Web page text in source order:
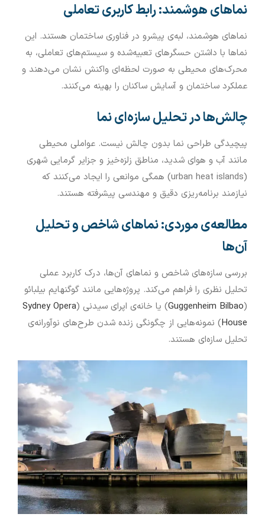
نماهای هوشمند: رابط کاربری تعاملی
نماهای هوشمند، لبه‌ی پیشرو در فناوری ساختمان هستند. این
نماها با داشتن حسگرهای تعبیه‌شده و سیستم‌های تعاملی، به
محرک‌های محیطی به صورت لحظه‌ای واکنش نشان می‌دهند و
عملکرد ساختمان و آسایش ساکنان را بهینه می‌کنند.
چالش‌ها در تحلیل سازه‌ای نما
پیچیدگی طراحی نما بدون چالش نیست. عواملی محیطی
مانند آب و هوای شدید، مناطق زلزه‌خیز و جزایر گرمایی شهری
(urban heat islands) همگی موانعی را ایجاد می‌کنند که
نیازمند برنامه‌ریزی دقیق و مهندسی پیشرفته هستند.
مطالعه‌ی موردی: نماهای شاخص و تحلیل
آن‌ها
بررسی سازه‌های شاخص و نماهای آن‌ها، درک کاربرد عملی
تحلیل نظری را فراهم می‌کند. پروژه‌هایی مانند گوگنهایم بیلبائو
(
Guggenheim Bilbao) یا خانه‌ی اپرای سیدنی (Sydney Opera
House) نمونه‌هایی از چگونگی زنده شدن طرح‌های نوآورانه‌ی
تحلیل سازه‌ای هستند.